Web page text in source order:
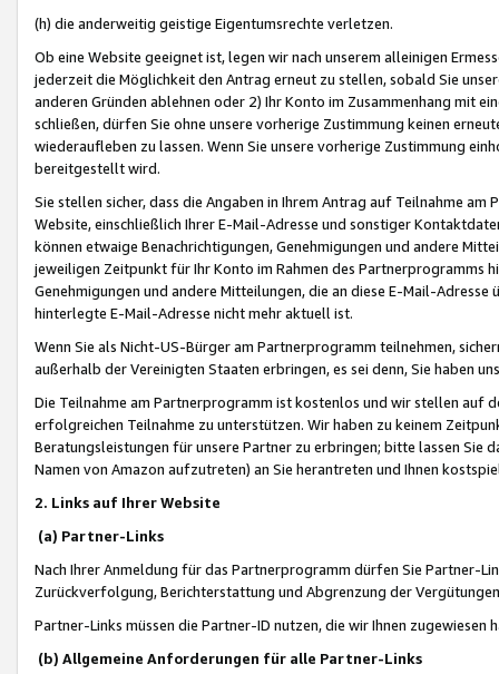
(h) die anderweitig geistige Eigentumsrechte verletzen.
Ob eine Website geeignet ist, legen wir nach unserem alleinigen
jederzeit die Möglichkeit den Antrag erneut zu stellen, sobald Sie
anderen Gründen ablehnen oder 2) Ihr Konto im Zusammenhang mit
schließen, dürfen Sie ohne unsere vorherige Zustimmung keinen
wiederaufleben zu lassen. Wenn Sie unsere vorherige Zustimmung
bereitgestellt wird.
Sie stellen sicher, dass die Angaben in Ihrem Antrag auf Teilnahme
Website, einschließlich Ihrer E-Mail-Adresse und sonstiger
können etwaige Benachrichtigungen, Genehmigungen und andere
jeweiligen Zeitpunkt für Ihr Konto im Rahmen des Partnerprogramms
Genehmigungen und andere Mitteilungen, die an diese E-Mail-
hinterlegte E-Mail-Adresse nicht mehr aktuell ist.
Wenn Sie als Nicht-US-Bürger am Partnerprogramm teilnehmen,
außerhalb der Vereinigten Staaten erbringen, es sei denn, Sie haben
Die Teilnahme am Partnerprogramm ist kostenlos und wir stellen auf
erfolgreichen Teilnahme zu unterstützen. Wir haben zu keinem
Beratungsleistungen für unsere Partner zu erbringen; bitte lassen Sie
Namen von Amazon aufzutreten) an Sie herantreten und Ihnen
2. Links auf Ihrer Website
(a) Partner-Links
Nach Ihrer Anmeldung für das Partnerprogramm dürfen Sie Partner-
Zurückverfolgung, Berichterstattung und Abgrenzung der
Partner-Links müssen die Partner-ID nutzen, die wir Ihnen zugewiesen
(b) Allgemeine Anforderungen für alle Partner-Links